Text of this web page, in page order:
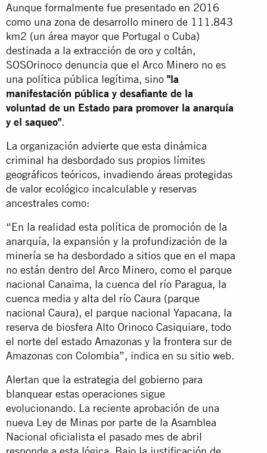
Aunque formalmente fue presentado en 2016
como una zona de desarrollo minero de 111.843
km2 (un área mayor que Portugal o Cuba)
destinada a la extracción de oro y coltán,
SOSOrinoco denuncia que el Arco Minero no es
una política pública legítima, sino "la
manifestación pública y desafiante de la
voluntad de un Estado para promover la anarquía
y el saqueo".
La organización advierte que esta dinámica
criminal ha desbordado sus propios límites
geográficos teóricos, invadiendo áreas protegidas
de valor ecológico incalculable y reservas
ancestrales como:
“En la realidad esta política de promoción de la
anarquía, la expansión y la profundización de la
minería se ha desbordado a sitios que en el mapa
no están dentro del Arco Minero, como el parque
nacional Canaima, la cuenca del río Paragua, la
cuenca media y alta del río Caura (parque
nacional Caura), el parque nacional Yapacana, la
reserva de biosfera Alto Orinoco Casiquiare, todo
el norte del estado Amazonas y la frontera sur de
Amazonas con Colombia”, indica en su sitio web.
Alertan que la estrategia del gobierno para
blanquear estas operaciones sigue
evolucionando. La reciente aprobación de una
nueva Ley de Minas por parte de la Asamblea
Nacional oficialista el pasado mes de abril